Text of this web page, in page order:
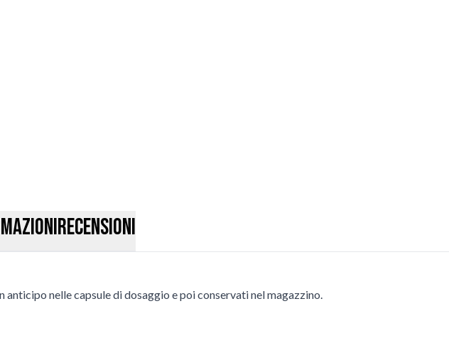
Recensioni
nelle capsule di dosaggio e poi conservati nel magazzino.